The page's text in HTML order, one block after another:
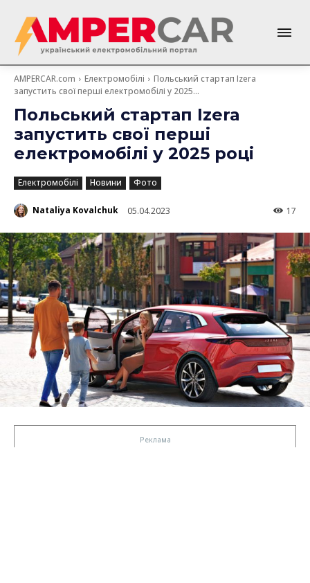
AMPERCAR.com Електромобілі
Польський стартап Izera
запустить свої перші електромобілі у 2025...
Польський стартап Izera
запустить свої перші
електромобілі у 2025 році
Електромобілі Новини Фото
Nataliya Kovalchuk 05.04.2023 17